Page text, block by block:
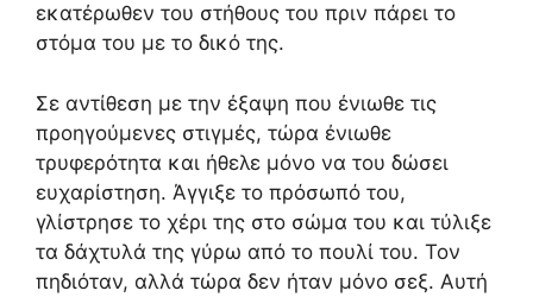
εκατέρωθεν του στήθους του πριν πάρει το
στόμα του με το δικό της.
Σε αντίθεση με την έξαψη που ένιωθε τις
προηγούμενες στιγμές, τώρα ένιωθε
τρυφερότητα και ήθελε μόνο να του δώσει
ευχαρίστηση. Άγγιξε το πρόσωπό του,
γλίστρησε το χέρι της στο σώμα του και τύλιξε
τα δάχτυλά της γύρω από το πουλί του. Τον
πηδιόταν, αλλά τώρα δεν ήταν μόνο σεξ. Αυτή